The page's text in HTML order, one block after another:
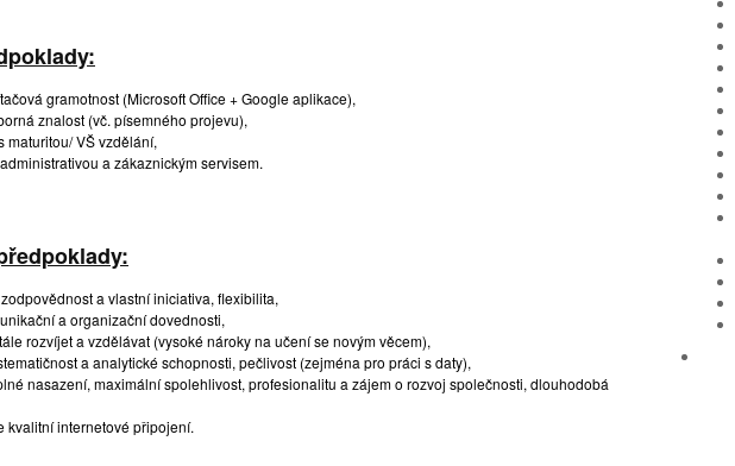
gramotnost (Microsoft Office + Google aplikace),
znalost (vč. písemného projevu),
maturitou/ VŠ vzdělání,
a zákaznickým servisem.
a vlastní iniciativa, flexibilita,
a organizační dovednosti,
rozvíjet a vzdělávat (vysoké nároky na učení se novým věcem),
a analytické schopnosti, pečlivost (zejména pro práci s daty),
nasazení, maximální spolehlivost, profesionalitu a zájem o rozvoj společnosti, dlouhodobá
kvalitní internetové připojení.